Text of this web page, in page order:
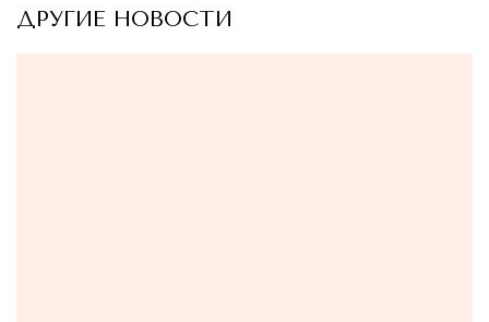
ДРУГИЕ НОВОСТИ